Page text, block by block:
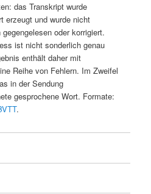
das Transkript wurde
erzeugt und wurde nicht
oder korrigiert.
ist nicht sonderlich genau
enthält daher mit
Reihe von Fehlern. Im Zweifel
in der Sendung
gesprochene Wort. Formate:
.